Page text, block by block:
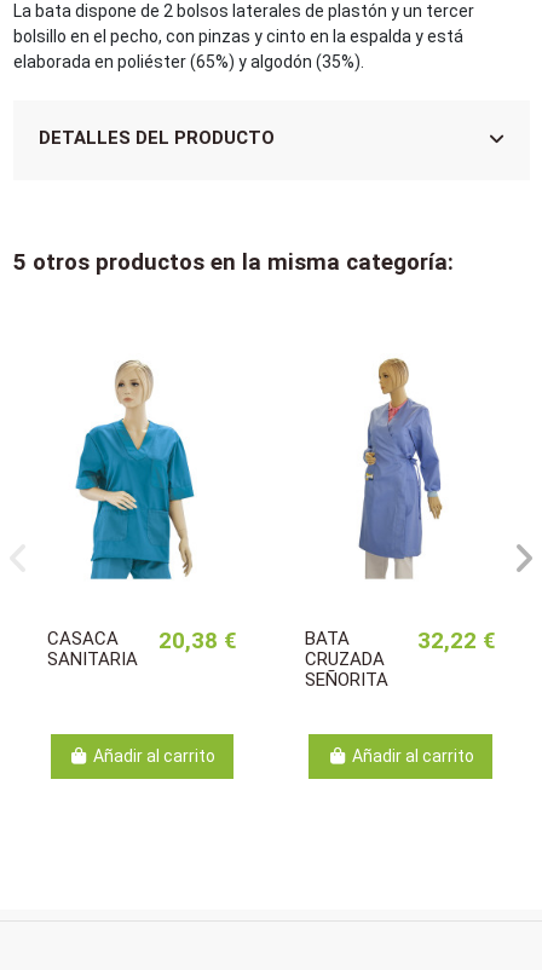
La bata dispone de 2 bolsos laterales de plastón y un tercer
bolsillo en el pecho, con pinzas y cinto en la espalda y está
elaborada en poliéster (65%) y algodón (35%).
DETALLES DEL PRODUCTO
5 otros productos en la misma categoría:
CASACA
SANITARIA
20,38 €
Añadir al carrito
BATA
CRUZADA
SEÑORITA
32,22 €
Añadir al carrito